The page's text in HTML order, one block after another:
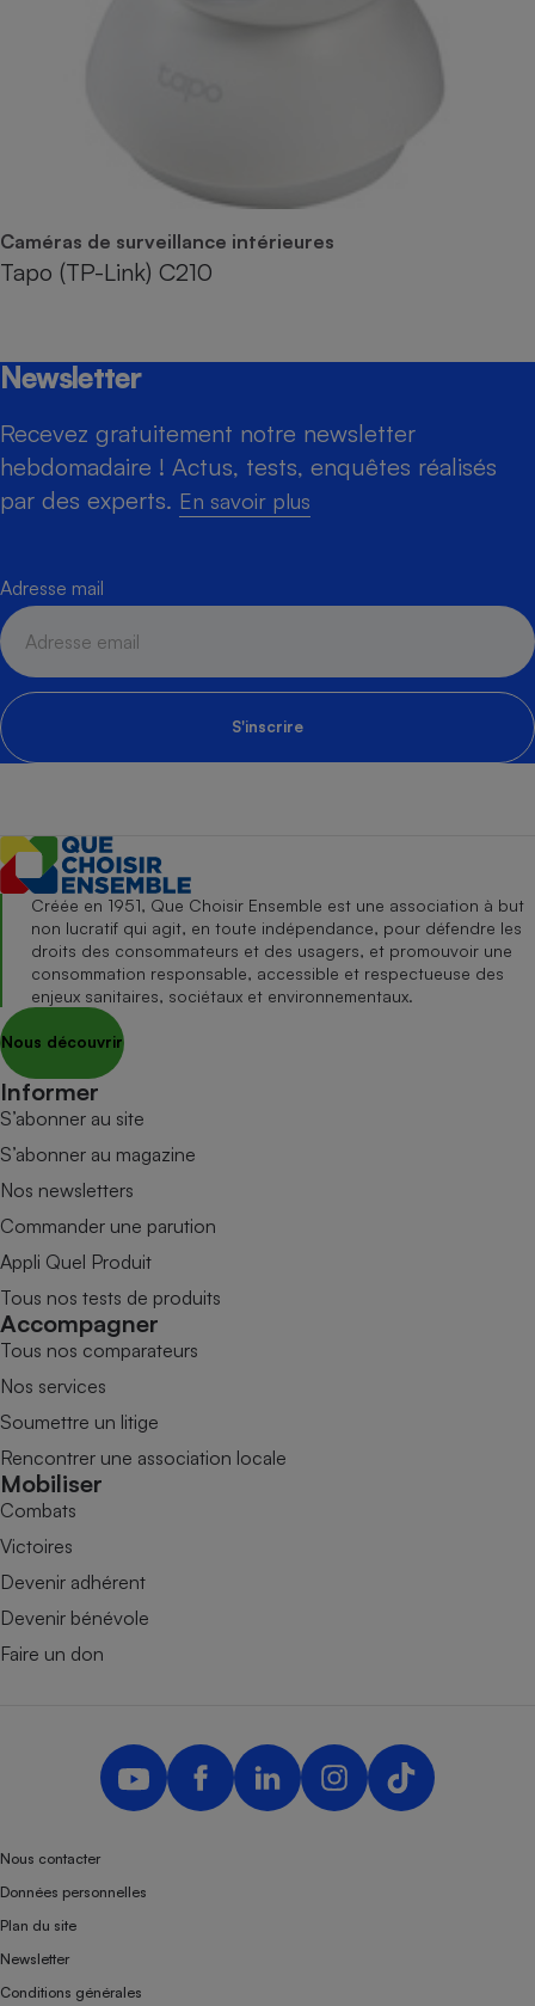
Caméras de surveillance intérieures
Tapo (TP-Link) C210
Newsletter
Recevez gratuitement notre newsletter
hebdomadaire ! Actus, tests, enquêtes réalisés
par des experts. En savoir plus
Adresse mail
S'inscrire
Créée en 1951, Que Choisir Ensemble est une association à but
non lucratif qui agit, en toute indépendance, pour défendre les
droits des consommateurs et des usagers, et promouvoir une
consommation responsable, accessible et respectueuse des
enjeux sanitaires, sociétaux et environnementaux.
Nous découvrir
Informer
S’abonner au site
S’abonner au magazine
Nos newsletters
Commander une parution
Appli Quel Produit
Tous nos tests de produits
Accompagner
Tous nos comparateurs
Nos services
Soumettre un litige
Rencontrer une association locale
Mobiliser
Combats
Victoires
Devenir adhérent
Devenir bénévole
Faire un don
Nous contacter
Données personnelles
Plan du site
Newsletter
Conditions générales